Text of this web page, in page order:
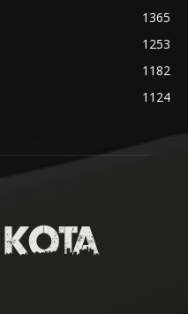
1365
1253
1182
1124